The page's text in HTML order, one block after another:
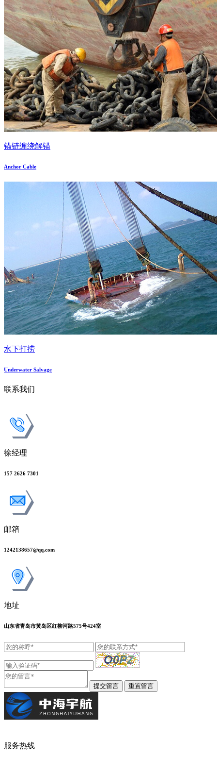
锚链缠绕解锚
Anchor Cable
水下打捞
Underwater Salvage
联系我们
徐经理
157 2626 7301
邮箱
1242138657@qq.com
地址
山东省青岛市黄岛区红柳河路575号424室
服务热线